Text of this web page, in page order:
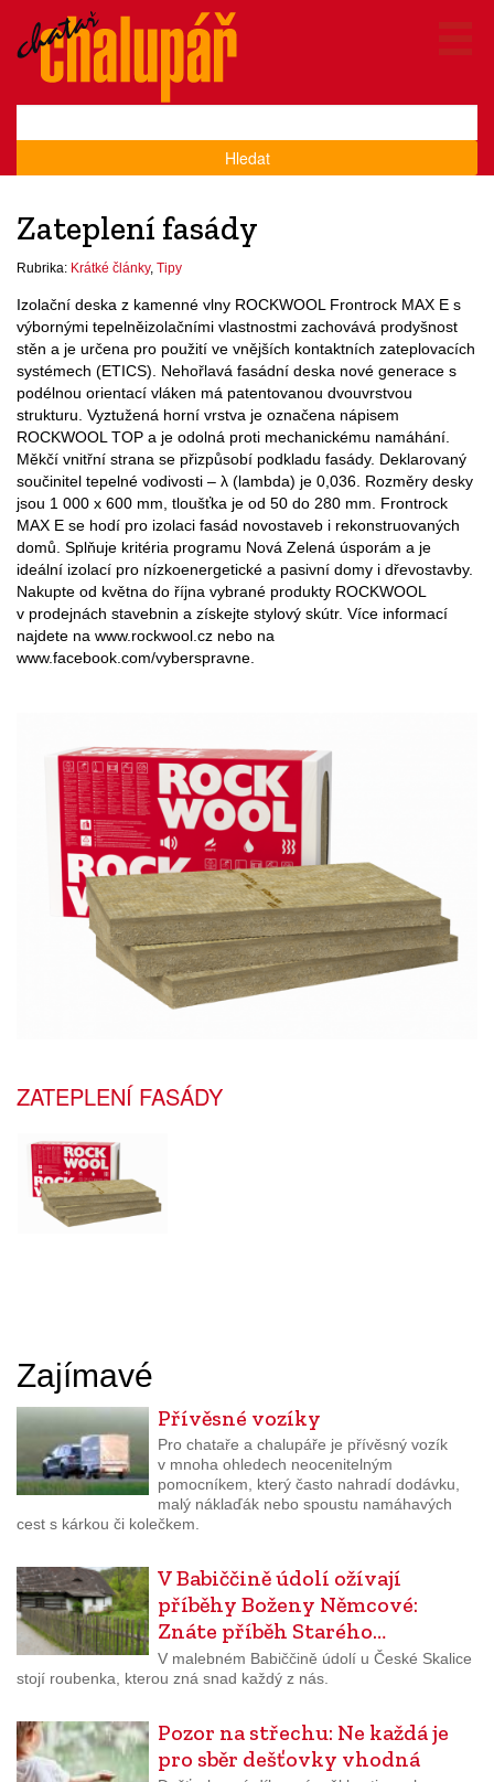
Hledat
Zateplení fasády
Rubrika: Krátké články, Tipy
Izolační deska z kamenné vlny ROCKWOOL Frontrock MAX E s
výbornými tepelněizolačními vlastnostmi zachovává prodyšnost
stěn a je určena pro použití ve vnějších kontaktních zateplovacích
systémech (ETICS). Nehořlavá fasádní deska nové generace s
podélnou orientací vláken má patentovanou dvouvrstvou
strukturu. Vyztužená horní vrstva je označena nápisem
ROCKWOOL TOP a je odolná proti mechanickému namáhání.
Měkčí vnitřní strana se přizpůsobí podkladu fasády. Deklarovaný
součinitel tepelné vodivosti – λ (lambda) je 0,036. Rozměry desky
jsou 1 000 x 600 mm, tloušťka je od 50 do 280 mm. Frontrock
MAX E se hodí pro izolaci fasád novostaveb i rekonstruovaných
domů. Splňuje kritéria programu Nová Zelená úsporám a je
ideální izolací pro nízkoenergetické a pasivní domy i dřevostavby.
Nakupte od května do října vybrané produkty ROCKWOOL
v prodejnách stavebnin a získejte stylový skútr. Více informací
najdete na www.rockwool.cz nebo na
www.facebook.com/vyberspravne.
ZATEPLENÍ FASÁDY
Zajímavé
Přívěsné vozíky
Pro chataře a chalupáře je přívěsný vozík
v mnoha ohledech neocenitelným
pomocníkem, který často nahradí dodávku,
malý náklaďák nebo spoustu namáhavých
cest s kárkou či kolečkem.
V Babiččině údolí ožívají
příběhy Boženy Němcové:
Znáte příběh Starého…
V malebném Babiččině údolí u České Skalice
stojí roubenka, kterou zná snad každý z nás.
Pozor na střechu: Ne každá je
pro sběr dešťovky vhodná